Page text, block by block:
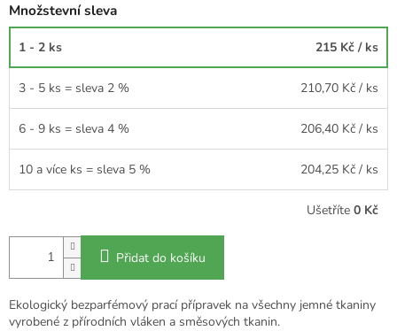
Množstevní sleva
1 - 2 ks 215 Kč / ks
3 - 5 ks = sleva 2 % 210,70 Kč / ks
6 - 9 ks = sleva 4 % 206,40 Kč / ks
10 a více ks = sleva 5 % 204,25 Kč / ks
Ušetříte 0 Kč
Přidat do košíku
Ekologický bezparfémový prací přípravek na všechny jemné tkaniny
vyrobené z přírodních vláken a směsových tkanin.